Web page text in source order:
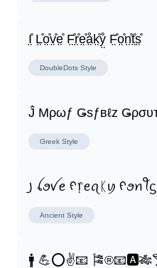
I̤̊ L̤̊o̤̊v̤̊e̤̊ F̤̊r̤̊e̤̊å̤k̤̊ẙ̤ F̤̊o̤̊n̤̊t̤̊s̤̊
DoubleDots Style
Ĵ Μρωƒ Ǥѕƒвℓz
Greek Style
꠸ ꪶꪮꪜꫀ ᠻ᥅ꫀꪖᛕꪗ ᠻꪮꪀꪻᦓ
Ancient Style
🚹 💪⭕✌📧